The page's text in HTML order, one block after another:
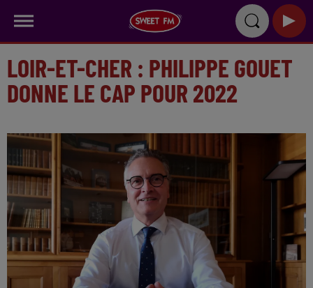
LOIR-ET-CHER : PHILIPPE GOUET
DONNE LE CAP POUR 2022